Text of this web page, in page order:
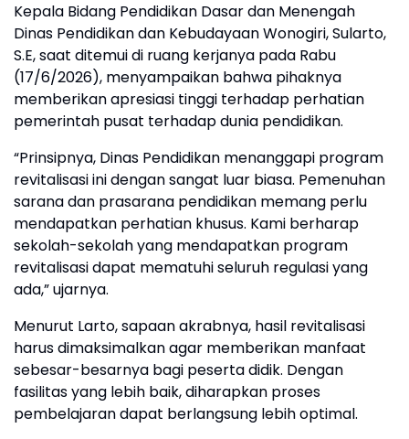
Kepala Bidang Pendidikan Dasar dan Menengah
Dinas Pendidikan dan Kebudayaan Wonogiri, Sularto,
S.E, saat ditemui di ruang kerjanya pada Rabu
(17/6/2026), menyampaikan bahwa pihaknya
memberikan apresiasi tinggi terhadap perhatian
pemerintah pusat terhadap dunia pendidikan.
“Prinsipnya, Dinas Pendidikan menanggapi program
revitalisasi ini dengan sangat luar biasa. Pemenuhan
sarana dan prasarana pendidikan memang perlu
mendapatkan perhatian khusus. Kami berharap
sekolah-sekolah yang mendapatkan program
revitalisasi dapat mematuhi seluruh regulasi yang
ada,” ujarnya.
Menurut Larto, sapaan akrabnya, hasil revitalisasi
harus dimaksimalkan agar memberikan manfaat
sebesar-besarnya bagi peserta didik. Dengan
fasilitas yang lebih baik, diharapkan proses
pembelajaran dapat berlangsung lebih optimal.